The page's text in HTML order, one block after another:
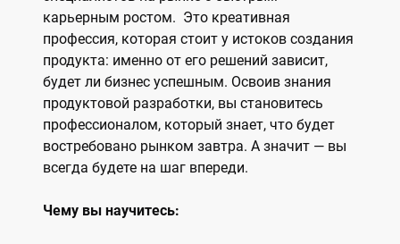
карьерным ростом. Это креативная
профессия, которая стоит у истоков создания
продукта: именно от его решений зависит,
будет ли бизнес успешным. Освоив знания
продуктовой разработки, вы становитесь
профессионалом, который знает, что будет
востребовано рынком завтра. А значит — вы
всегда будете на шаг впереди.
Чему вы научитесь: